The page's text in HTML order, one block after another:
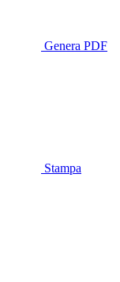
Genera PDF
Stampa